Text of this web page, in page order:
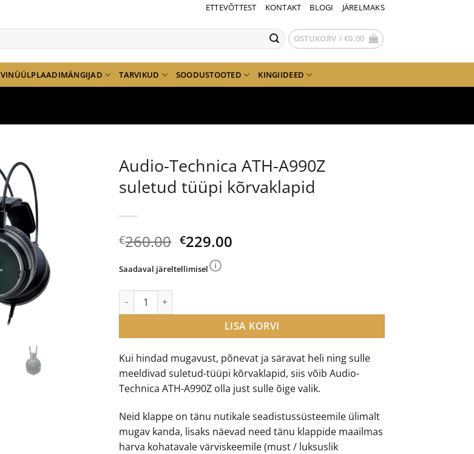
ETTEVÕTTEST KONTAKT BLOGI JÄRELMAKS
OSTUKORV / €0.00
VINÜÜLPLAADIMÄNGIJAD TARVIKUD SOODUSTOOTED KINGIIDEED
Audio-Technica ATH-A990Z
suletud tüüpi kõrvaklapid
€260.00 Algne
oli:
€229.00Current
Kui hindad mugavust, põnevat ja säravat heli ning sulle
meeldivad suletud-tüüpi kõrvaklapid, siis võib Audio-
Technica ATH-A990Z olla just sulle õige valik.
Neid klappe on tänu nutikale seadistussüsteemile ülimalt
mugav kanda, lisaks näevad need tänu klappide maailmas
harva kohatavale värviskeemile (must / luksuslik
Saadaval järeltellimisel
Audio-Technica ATH-A990Z suletud tüüpi kõrvaklapid kogus
LISA KORVI